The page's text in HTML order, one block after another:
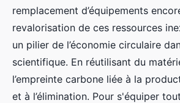
remplacement d’équipements
revalorisation de ces ressources
un pilier de l’économie circulaire
scientifique. En réutilisant du
l’empreinte carbone liée à la
et à l’élimination. Pour s'équiper